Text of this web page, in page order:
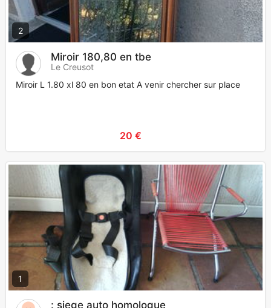
2
Miroir 180,80 en tbe
Le Creusot
Miroir L 1.80 xl 80 en bon etat A venir chercher sur place
20 €
1
: siege auto homologue